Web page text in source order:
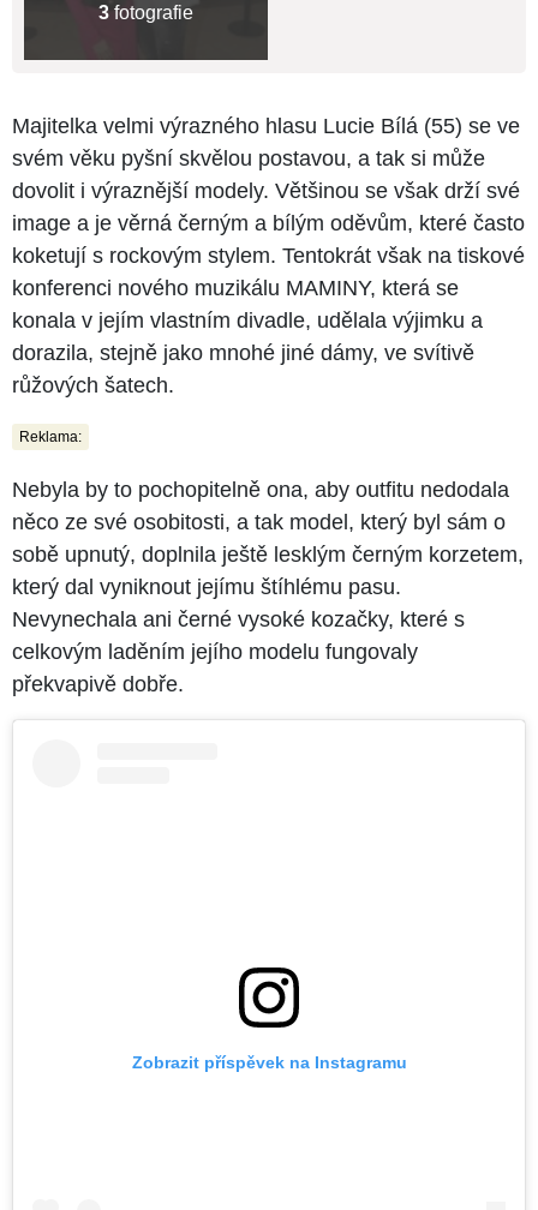
3 fotografie
Majitelka velmi výrazného hlasu Lucie Bílá (55) se ve
svém věku pyšní skvělou postavou, a tak si může
dovolit i výraznější modely. Většinou se však drží své
image a je věrná černým a bílým oděvům, které často
koketují s rockovým stylem. Tentokrát však na tiskové
konferenci nového muzikálu MAMINY, která se
konala v jejím vlastním divadle, udělala výjimku a
dorazila, stejně jako mnohé jiné dámy, ve svítivě
růžových šatech.
Reklama:
Nebyla by to pochopitelně ona, aby outfitu nedodala
něco ze své osobitosti, a tak model, který byl sám o
sobě upnutý, doplnila ještě lesklým černým korzetem,
který dal vyniknout jejímu štíhlému pasu.
Nevynechala ani černé vysoké kozačky, které s
celkovým laděním jejího modelu fungovaly
překvapivě dobře.
Zobrazit příspěvek na Instagramu